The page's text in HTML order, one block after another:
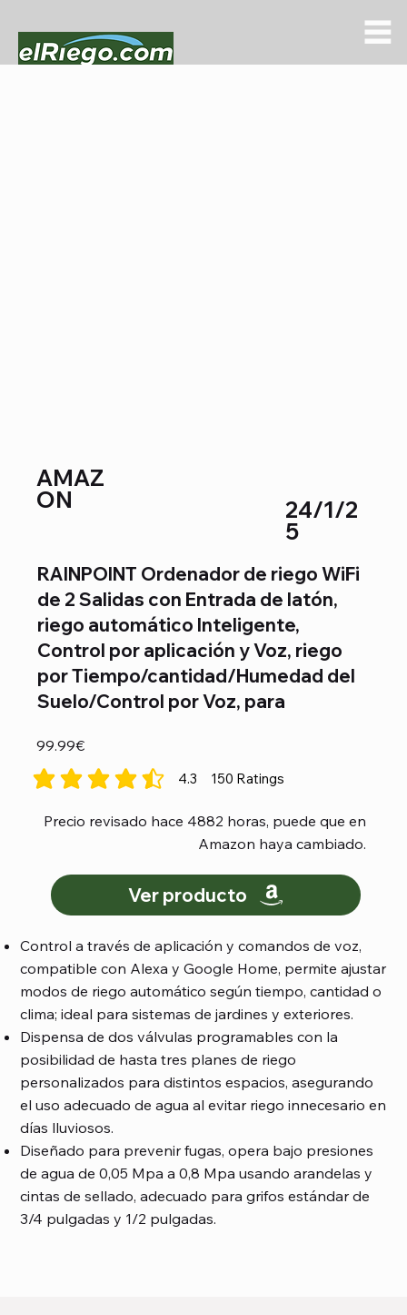
AMAZ
ON 24/1/2
5
RAINPOINT Ordenador de riego WiFi
de 2 Salidas con Entrada de latón,
riego automático Inteligente,
Control por aplicación y Voz, riego
por Tiempo/cantidad/Humedad del
Suelo/Control por Voz, para
4.3 150 Ratings
la calificación promedio es 4.3 de 5, basada en 150 votos,
Precio revisado hace 4882 horas, puede que en
Amazon haya cambiado.
99.99€
Ver producto
Control a través de aplicación y comandos de voz,
compatible con Alexa y Google Home, permite ajustar
modos de riego automático según tiempo, cantidad o
clima; ideal para sistemas de jardines y exteriores.
Dispensa de dos válvulas programables con la
posibilidad de hasta tres planes de riego
personalizados para distintos espacios, asegurando
el uso adecuado de agua al evitar riego innecesario en
días lluviosos.
Diseñado para prevenir fugas, opera bajo presiones
de agua de 0,05 Mpa a 0,8 Mpa usando arandelas y
cintas de sellado, adecuado para grifos estándar de
3/4 pulgadas y 1/2 pulgadas.